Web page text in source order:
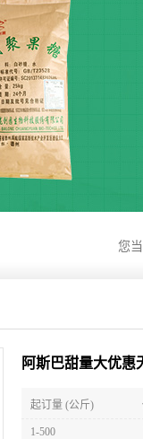
您
阿斯巴甜量大优惠
起订量 (公斤)
1-500